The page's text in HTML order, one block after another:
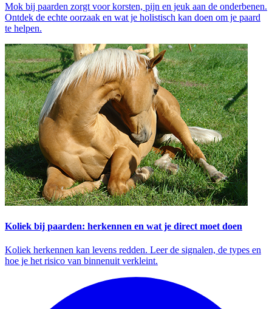
Mok bij paarden zorgt voor korsten, pijn en jeuk aan de onderbenen.
Ontdek de echte oorzaak en wat je holistisch kan doen om je paard
te helpen.
Koliek bij paarden: herkennen en wat je direct moet doen
Koliek herkennen kan levens redden. Leer de signalen, de types en
hoe je het risico van binnenuit verkleint.